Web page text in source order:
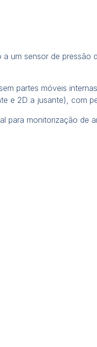
um sensor de pressão
partes móveis
e 2D a jusante), com
para monitorização de